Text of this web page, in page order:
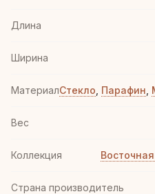
Длина
Ширина
МатериалСтекло Парафин
Вес
Коллекция
Страна производитель